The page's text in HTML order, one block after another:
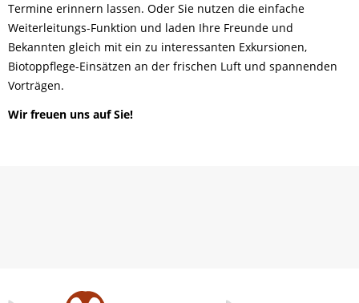
Termine erinnern lassen. Oder Sie nutzen die einfache
Weiterleitungs-Funktion und laden Ihre Freunde und
Bekannten gleich mit ein zu interessanten Exkursionen,
Biotoppflege-Einsätzen an der frischen Luft und spannenden
Vorträgen.
Wir freuen uns auf Sie!